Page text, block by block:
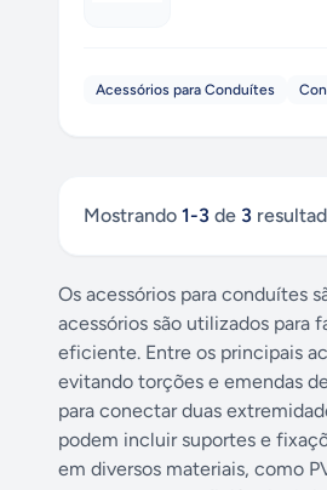
Acessórios para Conduítes
Mostrando 1-3 de 3
Os acessórios para conduítes
acessórios são utilizados para
eficiente. Entre os principais
evitando torções e emendas
para conectar duas
podem incluir suportes e
em diversos materiais, como